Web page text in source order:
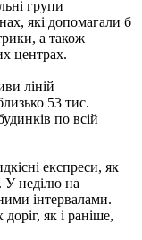
групи
які допомагали б
а також
центрах.
ліній
53 тис.
по всій
експреси, як
У неділю на
інтервалами.
як і раніше,